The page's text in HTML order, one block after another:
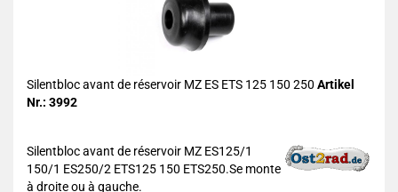
Silentbloc avant de réservoir MZ ES ETS 125 150 250 Artikel
Nr.: 3992
Silentbloc avant de réservoir MZ ES125/1
150/1 ES250/2 ETS125 150 ETS250.Se monte
à droite ou à gauche.